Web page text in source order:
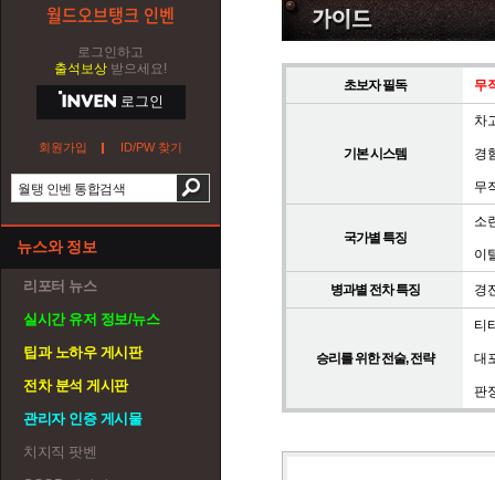
월드오브탱크 인벤
로그인하고
출석보상 받으세요!
로그인
회원가입 ID/PW 찾기
뉴스와 정보
리포터 뉴스
실시간 유저 정보/뉴스
팁과 노하우 게시판
전차 분석 게시판
관리자 인증 게시물
치지직 팟벤
초보자 필독 무
기본 시스템
차
경
무
국가별 특징
소
이
병과별 전차 특징 경
승리를 위한 전술, 전략
티
대
판